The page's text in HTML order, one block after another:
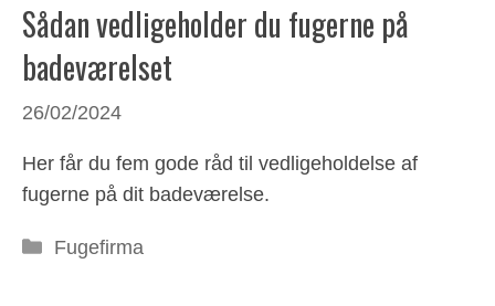
Sådan vedligeholder du fugerne på
badeværelset
26/02/2024
Her får du fem gode råd til vedligeholdelse af
fugerne på dit badeværelse.
Kategorier
Fugefirma